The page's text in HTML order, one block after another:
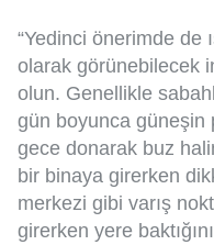
“Yedinci önerimde de
olarak görünebilecek
olun. Genellikle
gün boyunca güneşin
gece donarak buz
bir binaya girerken
merkezi gibi varış
girerken yere